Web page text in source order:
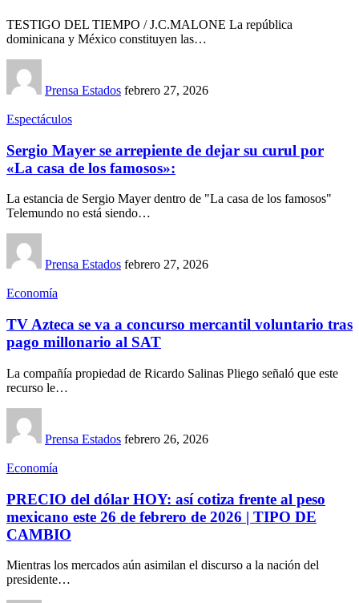
TESTIGO DEL TIEMPO / J.C.MALONE La república
dominicana y México constituyen las…
Prensa Estados febrero 27, 2026
Espectáculos
Sergio Mayer se arrepiente de dejar su curul por
«La casa de los famosos»:
La estancia de Sergio Mayer dentro de "La casa de los famosos"
Telemundo no está siendo…
Prensa Estados febrero 27, 2026
Economía
TV Azteca se va a concurso mercantil voluntario tras
pago millonario al SAT
La compañía propiedad de Ricardo Salinas Pliego señaló que este
recurso le…
Prensa Estados febrero 26, 2026
Economía
PRECIO del dólar HOY: así cotiza frente al peso
mexicano este 26 de febrero de 2026 | TIPO DE
CAMBIO
Mientras los mercados aún asimilan el discurso a la nación del
presidente…